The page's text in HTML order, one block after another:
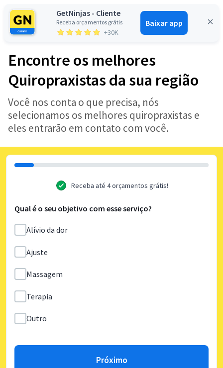
GetNinjas - Cliente
Receba orçamentos grátis
+30K
Baixar app
Entrar
Encontre os melhores
Quiropraxistas da sua região
Você nos conta o que precisa, nós
selecionamos os melhores quiropraxistas e
eles entrarão em contato com você.
Receba até 4 orçamentos grátis!
Qual é o seu objetivo com esse serviço?
Alívio da dor
Ajuste
Massagem
Terapia
Outro
Próximo